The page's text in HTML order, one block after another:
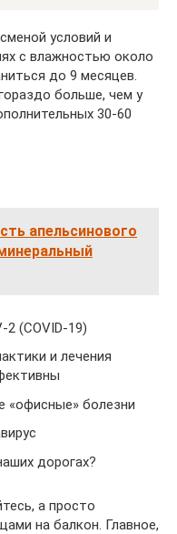
условий и
с влажностью около
до 9 месяцев.
больше, чем у
30-60
апельсинового
2 (COVID-19)
и лечения
«офисные» болезни
дорогах?
а просто
на балкон. Главное,